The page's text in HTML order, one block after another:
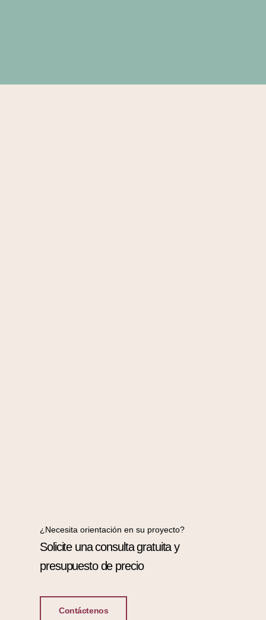
¿Necesita orientación en su proyecto?
Solicite una consulta gratuita y
presupuesto de precio
Contáctenos